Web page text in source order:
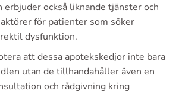
också liknande tjänster och
för patienter som söker
dysfunktion.
att dessa apotekskedjor inte bara
utan de tillhandahåller även en
och rådgivning kring